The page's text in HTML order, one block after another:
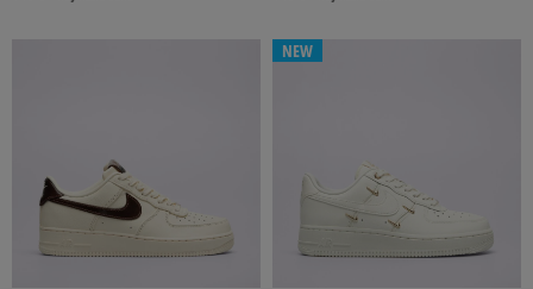
DÁMSKE DETSKÉ UNISEX
NEW